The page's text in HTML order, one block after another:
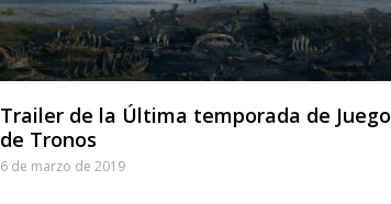
Trailer de la Última temporada de Juego
de Tronos
6 de marzo de 2019